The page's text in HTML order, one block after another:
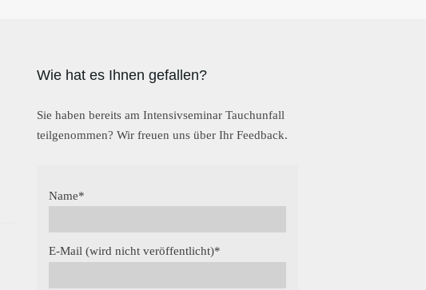
Wie hat es Ihnen gefallen?
Sie haben bereits am Intensivseminar Tauchunfall
teilgenommen? Wir freuen uns über Ihr Feedback.
Name*
E-Mail (wird nicht veröffentlicht)*